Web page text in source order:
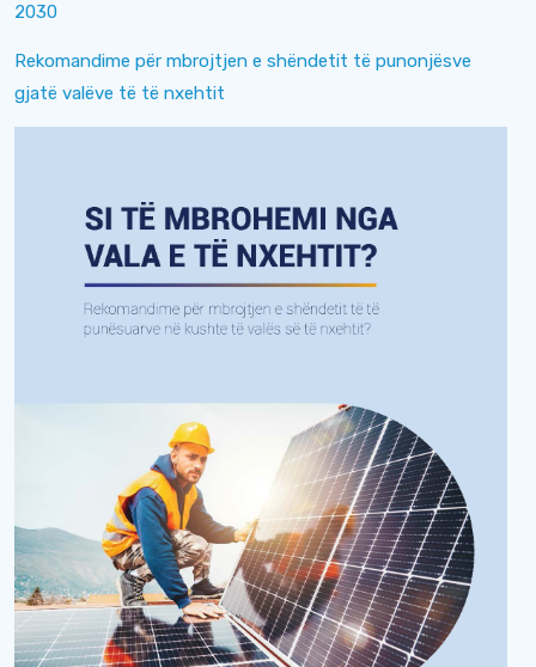
2030
Rekomandime për mbrojtjen e shëndetit të punonjësve
gjatë valëve të të nxehtit